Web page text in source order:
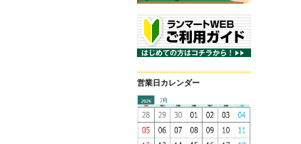
営業日カレンダー